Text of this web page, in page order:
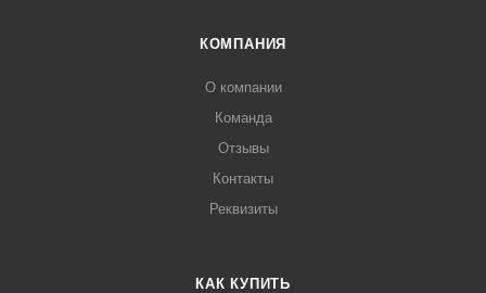
КОМПАНИЯ
О компании
Команда
Отзывы
Контакты
Реквизиты
КАК КУПИТЬ